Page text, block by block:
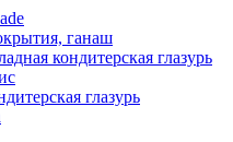
ганаш
кондитерская глазурь
глазурь